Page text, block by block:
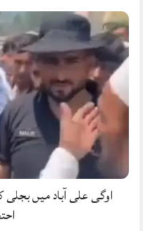
اوگی علی آباد میں